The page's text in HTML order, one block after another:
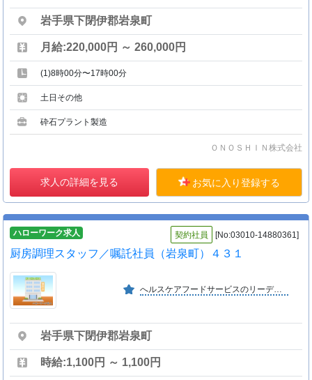
岩手県下閉伊郡岩泉町
月給:220,000円 ～ 260,000円
(1)8時00分〜17時00分
土日その他
砕石プラント製造
ＯＮＯＳＨＩＮ株式会社
求人の詳細を見る お気に入り登録する
ハローワーク求人 契約社員 [No:03010-14880361]
厨房調理スタッフ／嘱託社員（岩泉町）４３１
へルスケアフードサービスのリーディングカンパニーとして業界トップの実績を誇り、医療・福祉施設から高い評価を得ております。
岩手県下閉伊郡岩泉町
時給:1,100円 ～ 1,100円